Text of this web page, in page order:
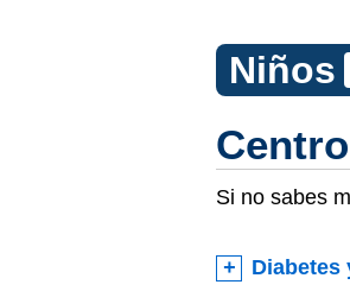
Niños
Si no sabes
Diabetes